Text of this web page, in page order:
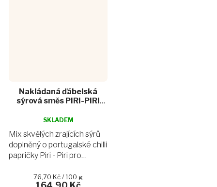
Nakládaná ďábelská
sýrová směs PIRI-PIRI
produktu
je
4,9
z
hvězdiček.
SKLADEM
Měrná
cena:
76,70 Kč / 100 g
Mix skvělých zrajících sýrů
doplněný o portugalské chilli
papričky Piri - Piri pro
pikantního, navíc také